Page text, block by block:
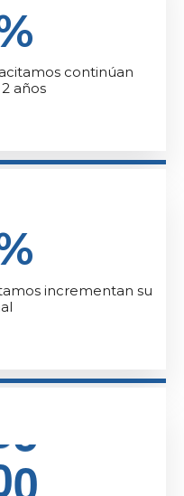
continúan
años
incrementan su
0